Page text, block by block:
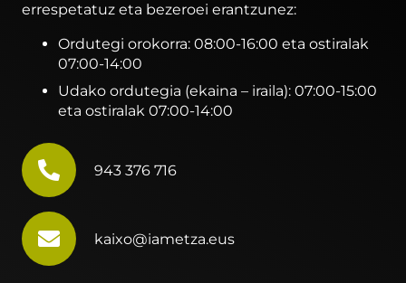
errespetatuz eta bezeroei erantzunez:
Ordutegi orokorra: 08:00-16:00 eta ostiralak
07:00-14:00
Udako ordutegia (ekaina – iraila): 07:00-15:00
eta ostiralak 07:00-14:00
943 376 716
kaixo@iametza.eus